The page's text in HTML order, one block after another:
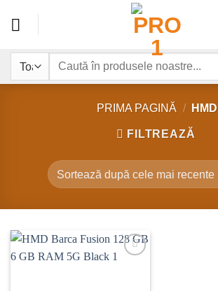
Caută
PRIMA PAGINĂ / HMD
FILTREAZĂ